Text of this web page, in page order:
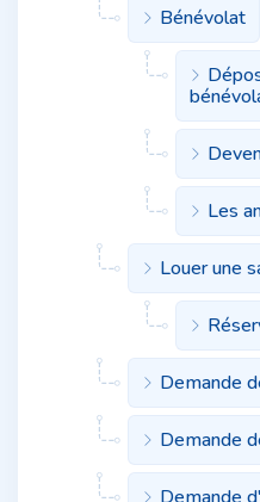
Bénévolat
Les
Louer une
Demande
Demande
Demande